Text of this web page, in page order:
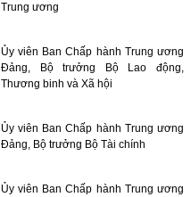
Trung ương
Ủy viên Ban Chấp hành Trung ương
Đảng, Bộ trưởng Bộ Lao động,
Thương binh và Xã hội
Ủy viên Ban Chấp hành Trung ương
Đảng, Bộ trưởng Bộ Tài chính
Ủy viên Ban Chấp hành Trung ương